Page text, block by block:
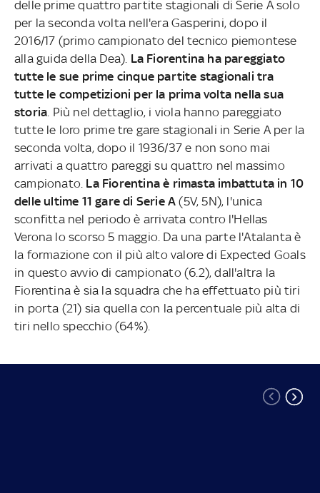
delle prime quattro partite stagionali di Serie A solo
per la seconda volta nell'era Gasperini, dopo il
2016/17 (primo campionato del tecnico piemontese
alla guida della Dea). La Fiorentina ha pareggiato
tutte le sue prime cinque partite stagionali tra
tutte le competizioni per la prima volta nella sua
storia. Più nel dettaglio, i viola hanno pareggiato
tutte le loro prime tre gare stagionali in Serie A per la
seconda volta, dopo il 1936/37 e non sono mai
arrivati a quattro pareggi su quattro nel massimo
campionato. La Fiorentina è rimasta imbattuta in 10
delle ultime 11 gare di Serie A(5V, 5N), l'unica
sconfitta nel periodo è arrivata contro l'Hellas
Verona lo scorso 5 maggio. Da una parte l'Atalanta è
la formazione con il più alto valore di Expected Goals
in questo avvio di campionato (6.2), dall'altra la
Fiorentina è sia la squadra che ha effettuato più tiri
in porta (21) sia quella con la percentuale più alta di
tiri nello specchio (64%).